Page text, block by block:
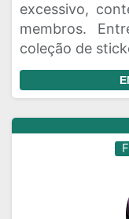
excessivo,
membros.
coleção de